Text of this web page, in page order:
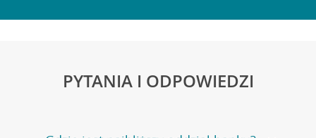
PYTANIA I ODPOWIEDZI